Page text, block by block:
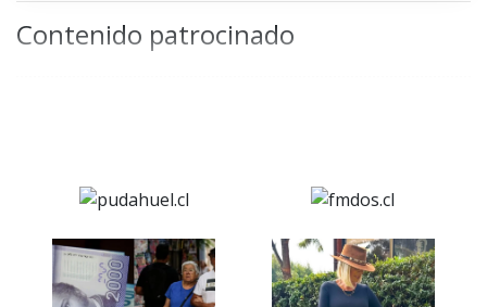
Contenido patrocinado